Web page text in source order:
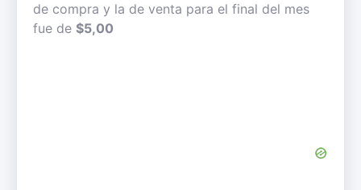
de compra y la de venta para el final del mes
fue de $5,00